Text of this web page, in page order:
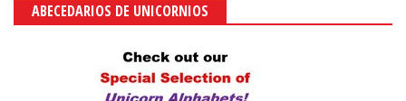
ABECEDARIOS DE UNICORNIOS